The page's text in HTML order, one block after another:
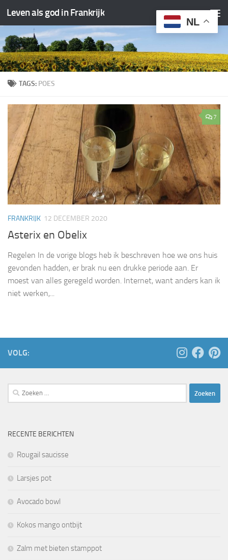
Doorgaan naar inhoud
Leven als god in Frankrijk
TAGS: POES
7
FRANKRIJK 12 DECEMBER 2020
Asterix en Obelix
Regelen In de vorige blogs heb ik beschreven hoe we ons huis
gevonden hadden, er brak nu een drukke periode aan. Er
moest van alles geregeld worden. Internet, want anders kan ik
niet werken,...
VOLG:
Zoeken
naar:
RECENTE BERICHTEN
Rougail saucisse
Larsjes pot
Avocado bowl
Kokos mango ontbijt
Zalm met bieten stamppot
NL